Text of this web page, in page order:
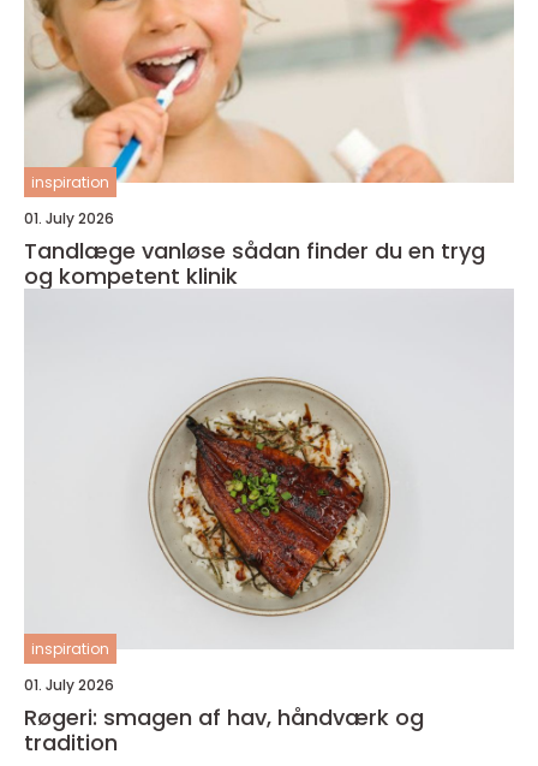
inspiration
01. July 2026
Tandlæge vanløse sådan finder du en tryg
og kompetent klinik
inspiration
01. July 2026
Røgeri: smagen af hav, håndværk og
tradition